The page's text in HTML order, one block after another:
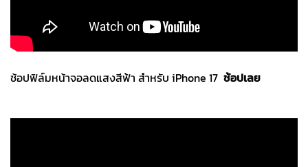
ช้อปฟิล์มหน้าจอลดแสงสีฟ้า สำหรับ iPhone 17 ช้อปเลย